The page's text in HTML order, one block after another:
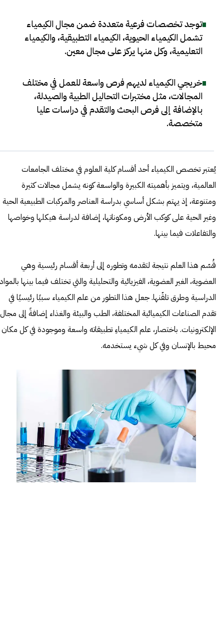
توجد تخصصات فرعية متعددة ضمن مجال الكيمياء
تشمل الكيمياء الحيوية، الكيمياء التطبيقية، والكيمياء
التعليمية، وكل منها يركز على مجال معين.
خريجي الكيمياء لديهم فرص واسعة للعمل في مختلف
المجالات، مثل مختبرات التحاليل الطبية والصيدلة،
بالإضافة إلى فرص البحث والتقدم في دراسات عليا
متخصصة.
يُعتبر تخصص الكيمياء أحد أقسام كلية العلوم في مختلف الجامعات
العالمية، ويتميز بأهميته الكبيرة والواسعة كونه يشمل مجالات كثيرة
ومتنوعة، إذ يهتم بشكل أساسي بدراسة العناصر والمركبات الطبيعية الحية
وغير الحية على كوكب الأرض ومكوناتها، إضافة لدراسة هيكلها وخواصها
والتفاعلات فيما بينها.
قُسّم هذا العلم نتيجة لتقدمه وتطوره إلى أربعة أقسام رئيسية وهي
العضوية، الغير العضوية، الفيزيائية والتحليلية والتي تختلف فيما بينها بالمواد
الدراسية وطرق تلقّنها. جعل هذا التطور من علم الكيمياء سببًا رئيسيًا في
تقدم الصناعات الكيميائية المختلفة، الطب والبيئة والغذاء إضافةً إلى مجال
الإلكترونيات. باختصار، علم الكيمياءِ تطبيقاته واسعة وموجودة في كل مكان
محيط بالإنسان وفي كل شيء يستخدمه.